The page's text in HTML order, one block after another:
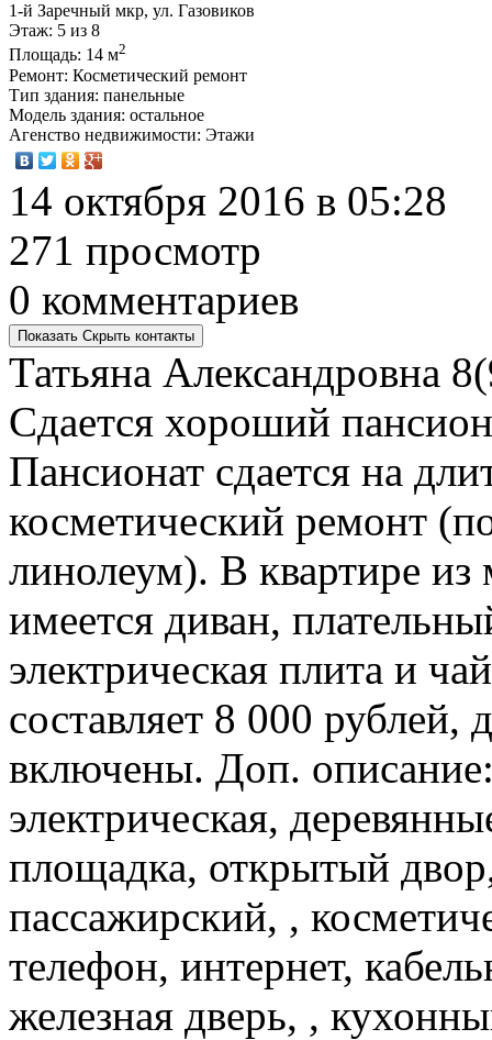
1-й Заречный мкр, ул. Газовиков
Этаж: 5 из 8
Площадь: 14 м2
Ремонт: Косметический ремонт
Тип здания: панельные
Модель здания: остальное
Агенство недвижимости: Этажи
14 октября 2016 в 05:28
271 просмотр
0 комментариев
Показать Скрыть контакты
Татьяна Александровна
Сдается хороший
Пансионат сдается на
косметический ремонт
линолеум). В квартире
имеется диван,
электрическая плита и
составляет 8 000 рублей,
включены. Доп.
электрическая,
площадка, открытый
пассажирский, ,
телефон, интернет,
железная дверь, ,